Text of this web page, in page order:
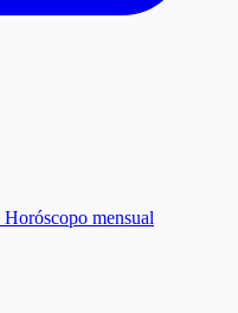
Horóscopo mensual